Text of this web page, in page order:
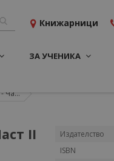
Книжарници
ЗА УЧЕНИКА
Ча...
ІІ
Повече
Издателство
ISBN